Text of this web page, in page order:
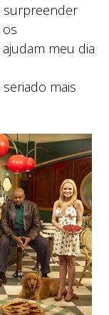
surpreender
meu dia
mais